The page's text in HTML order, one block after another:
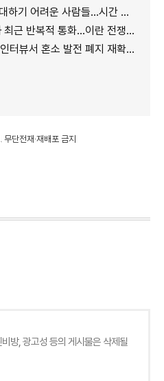
어려운 사람들…시간 걸릴 것"
복적 통화…이란 전쟁 등 자문 구해"
전 폐지 재확인…"日 암모니아 조달 영향 전망"
단전재·재배포 금지